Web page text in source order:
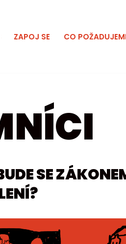
ZAPOJ SE CO
SE